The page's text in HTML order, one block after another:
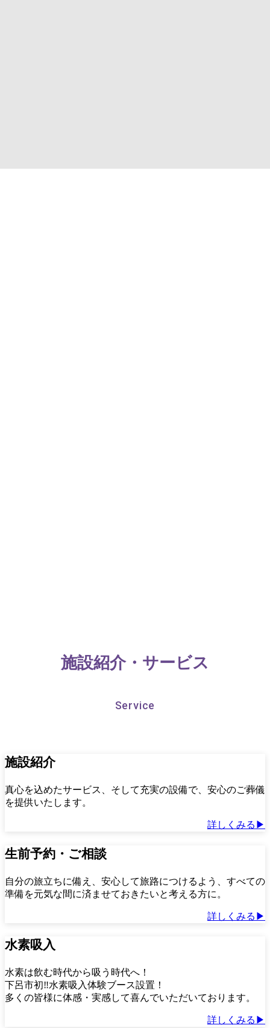
施設紹介・サービス
Service
施設紹介
真心を込めたサービス、そして充実の設備で、安心のご葬儀
を提供いたします。
詳しくみる▶︎
生前予約・ご相談
自分の旅立ちに備え、安心して旅路につけるよう、すべての
準備を元気な間に済ませておきたいと考える方に。
詳しくみる▶︎
水素吸入
水素は飲む時代から吸う時代へ！
下呂市初‼︎水素吸入体験ブース設置！
多くの皆様に体感・実感して喜んでいただいております。
詳しくみる▶︎